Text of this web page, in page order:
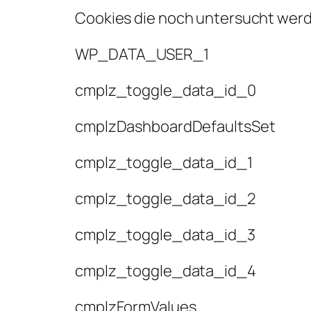
Cookies die noch untersucht
WP_DATA_USER_1
cmplz_toggle_data_id_0
cmplzDashboardDefaultsSet
cmplz_toggle_data_id_1
cmplz_toggle_data_id_2
cmplz_toggle_data_id_3
cmplz_toggle_data_id_4